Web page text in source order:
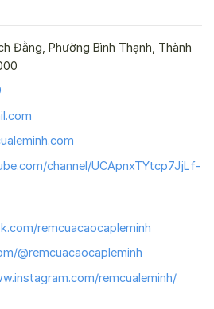
Đằng, Phường Bình Thạnh, Thành
channel/UCApnxTYtcp7JjLf-
remcuacaocapleminh
@remcuacaocapleminh
remcualeminh/